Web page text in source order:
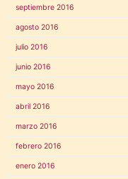
septiembre 2016
agosto 2016
julio 2016
junio 2016
mayo 2016
abril 2016
marzo 2016
febrero 2016
enero 2016